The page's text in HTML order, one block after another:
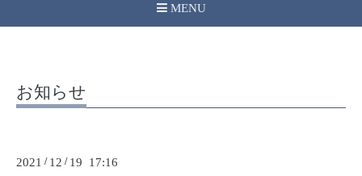
MENU
お知らせ
2021 / 12 / 19 17:16